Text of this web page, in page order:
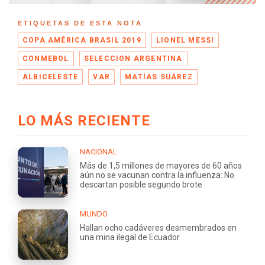
ETIQUETAS DE ESTA NOTA
COPA AMÉRICA BRASIL 2019 LIONEL MESSI
CONMEBOL SELECCION ARGENTINA
ALBICELESTE VAR MATÍAS SUÁREZ
LO MÁS RECIENTE
NACIONAL
Más de 1,5 millones de mayores de 60 años
aún no se vacunan contra la influenza: No
descartan posible segundo brote
MUNDO
Hallan ocho cadáveres desmembrados en
una mina ilegal de Ecuador